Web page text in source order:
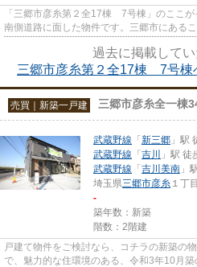
「三郷市彦糸第２全17棟 7号棟」のここが
南側道路に面した物件です。三郷市にある
過去に掲載してい
三郷市彦糸第２全17棟 7号棟
売買｜新築一戸建 三郷市彦糸全一棟
武蔵野線 「 新三郷 」駅
武蔵野線 「 吉川
」駅
武蔵野線 「 吉川美南 」
埼玉県三郷市彦糸 １丁
-
築年数：新築
階数：2階建
戸建て物件をご検討なら、コチラの新築の
で、魅力的な住環境のある、令和3年10月